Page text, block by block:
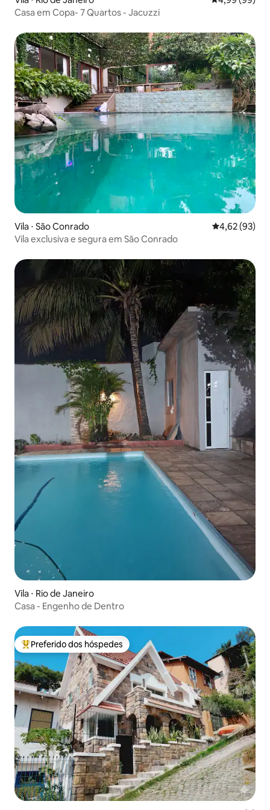
Casa em Copa- 7 Quartos - Jacuzzi
Vila ⋅ São Conrado 4,62 de uma
4,62 (93)
Vila exclusiva e segura em São Conrado
Vila ⋅ Rio de Janeiro
Casa - Engenho de Dentro
Entre os melhores preferidos dos hóspedes
Preferido dos hóspedes